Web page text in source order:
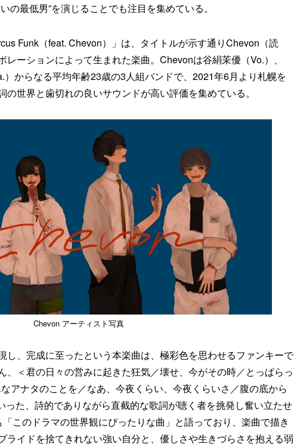
の最低男”を演じることでも注目を集めている。
Funk（feat. Chevon）」は、タイトルが示す通りChevon（読
ーションによって生まれた楽曲。Chevonは谷絹茉優（Vo.）、
）からなる平均年齢23歳の3人組バンドで、2021年6月より札幌を
世界と歯切れの良いサウンドが高い評価を集めている。
Chevon アーティスト写真
し、完成に至ったという本楽曲は、極彩色を思わせるファンキーで
、＜君の日々の営みに起きた狂気／壊せ、今がその時／とっぱらっ
アナタのことを／なあ、今夜くらい、今夜くらいさ／腹の底から
った、詩的でありながら直截的な歌詞が聴く者を挑発し奮い立たせ
このドラマの世界観にぴったりな曲」と語っており、楽曲で描き
ライドを捨てきれない強い自分と、優しさや生きづらさを抱える弱